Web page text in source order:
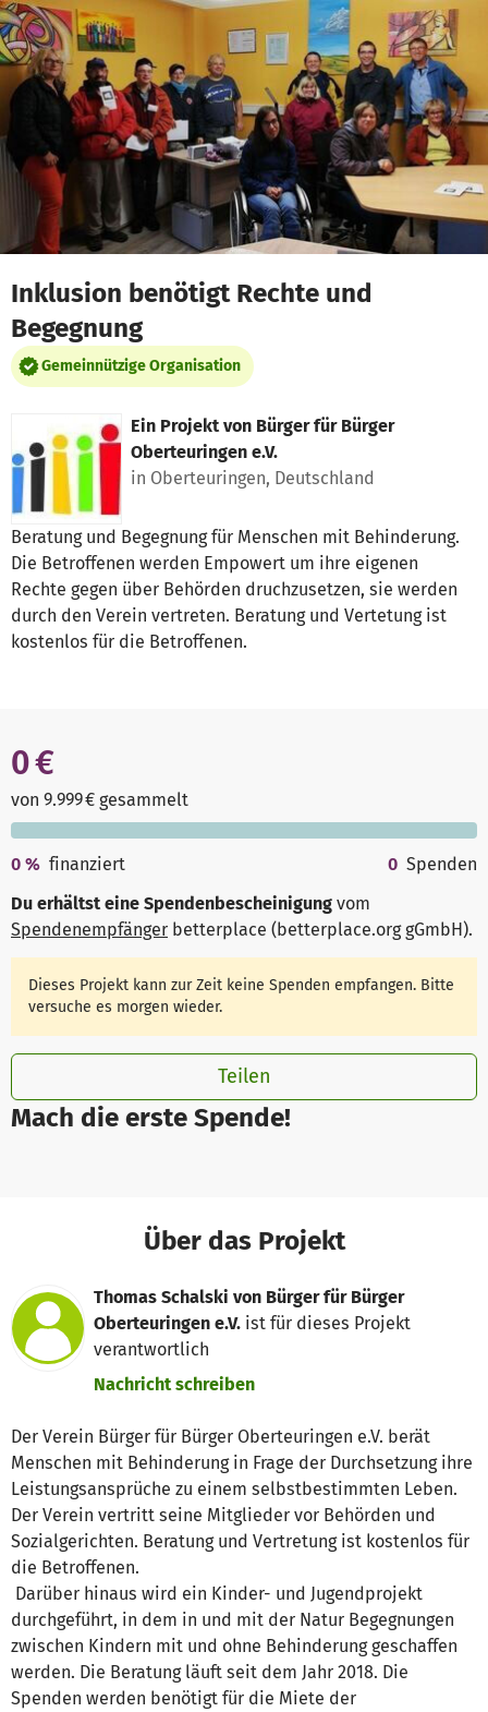
Zum Hauptinhalt springen
Erklärung zur Barrierefreiheit anzeigen
Inklusion benötigt Rechte und
Begegnung
Gemeinnützige Organisation
Ein Projekt von Bürger für Bürger
Oberteuringen e.V.
in Oberteuringen, Deutschland
Beratung und Begegnung für Menschen mit Behinderung.
Die Betroffenen werden Empowert um ihre eigenen
Rechte gegen über Behörden druchzusetzen, sie werden
durch den Verein vertreten. Beratung und Vertetung ist
kostenlos für die Betroffenen.
Mach die erste Spende!
0 €
von 9.999 € gesammelt
0 % finanziert 0 Spenden
Du erhältst eine Spendenbescheinigung vom
Spendenempfänger betterplace (betterplace.org gGmbH).
Dieses Projekt kann zur Zeit keine Spenden empfangen. Bitte
versuche es morgen wieder.
Teilen
Über das Projekt
Thomas Schalski von Bürger für Bürger
Oberteuringen e.V. ist für dieses Projekt
verantwortlich
Nachricht schreiben
Der Verein Bürger für Bürger Oberteuringen e.V. berät
Menschen mit Behinderung in Frage der Durchsetzung ihre
Leistungsansprüche zu einem selbstbestimmten Leben.
Der Verein vertritt seine Mitglieder vor Behörden und
Sozialgerichten. Beratung und Vertretung ist kostenlos für
die Betroffenen.
Darüber hinaus wird ein Kinder- und Jugendprojekt
durchgeführt, in dem in und mit der Natur Begegnungen
zwischen Kindern mit und ohne Behinderung geschaffen
werden. Die Beratung läuft seit dem Jahr 2018. Die
Spenden werden benötigt für die Miete der